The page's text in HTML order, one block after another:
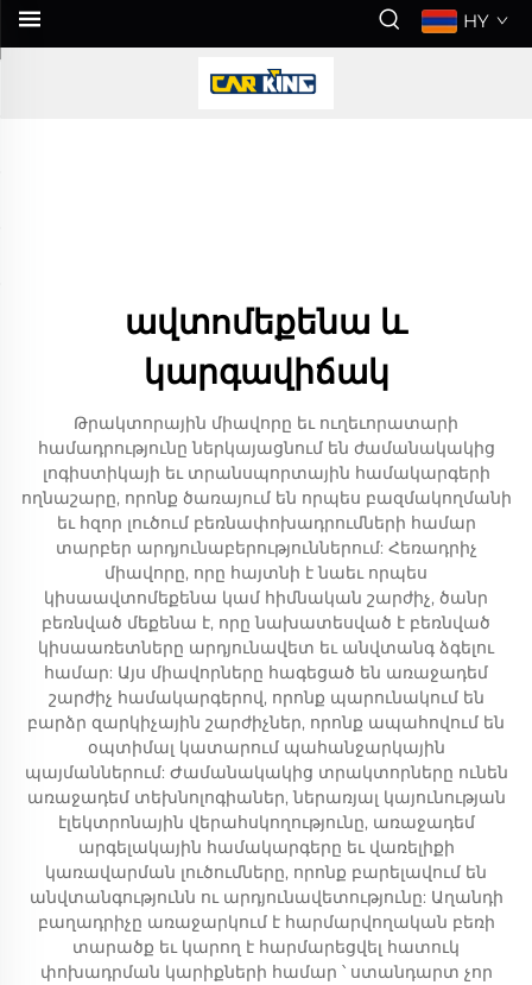
HY
ավտոմեքենա և
կարգավիճակ
Թրակտորային միավորը եւ ուղեւորատարի
համադրությունը ներկայացնում են ժամանակակից
լոգիստիկայի եւ տրանսպորտային համակարգերի
ողնաշարը, որոնք ծառայում են որպես բազմակողմանի
եւ հզոր լուծում բեռնափոխադրումների համար
տարբեր արդյունաբերություններում: Հեռադրիչ
միավորը, որը հայտնի է նաեւ որպես
կիսաավտոմեքենա կամ հիմնական շարժիչ, ծանր
բեռնված մեքենա է, որը նախատեսված է բեռնված
կիսաառետները արդյունավետ եւ անվտանգ ձգելու
համար: Այս միավորները հագեցած են առաջադեմ
շարժիչ համակարգերով, որոնք պարունակում են
բարձր զարկիչային շարժիչներ, որոնք ապահովում են
օպտիմալ կատարում պահանջարկային
պայմաններում: Ժամանակակից տրակտորները ունեն
առաջադեմ տեխնոլոգիաներ, ներառյալ կայունության
էլեկտրոնային վերահսկողությունը, առաջադեմ
արգելակային համակարգերը եւ վառելիքի
կառավարման լուծումները, որոնք բարելավում են
անվտանգությունն ու արդյունավետությունը: Աղանդի
բաղադրիչը առաջարկում է հարմարվողական բեռի
տարածք եւ կարող է հարմարեցվել հատուկ
փոխադրման կարիքների համար ՝ ստանդարտ չոր